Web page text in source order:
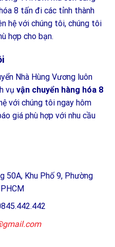
8 tấn đi các tỉnh thành
hệ với chúng tôi, chúng tôi
hợp cho bạn.
Nhà Hùng Vương luôn
vụ vận chuyển hàng hóa 8
với chúng tôi ngay hôm
giá phù hợp với nhu cầu
50A, Khu Phố 9, Phường